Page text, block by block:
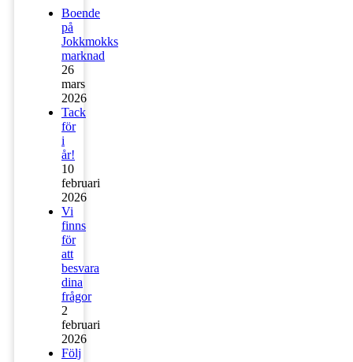
Boende
på
Jokkmokks
marknad
26
mars
2026
Tack
för
i
år!
10
februari
2026
Vi
finns
för
att
besvara
dina
frågor
2
februari
2026
Följ